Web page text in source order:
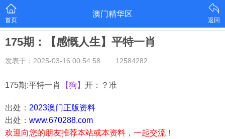
首页
澳门精华区
返回
175期：【感慨人生】平特一肖
发表于：2025-03-16 00:54:58 12584282
175期:平特一肖 【狗】 开：？准
出处： 2023澳门正版资料
出处： www.670288.com
欢迎向您的朋友推荐本站或本资料，一起交流！